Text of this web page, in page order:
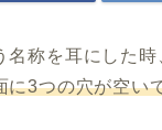
名称を耳にした
に3つの穴が空い